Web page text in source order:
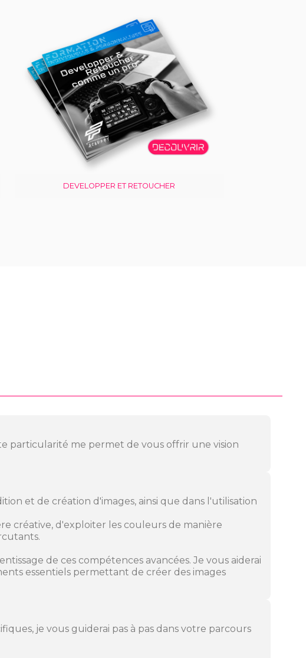
DEVELOPPER ET RETOUCHER
particularité me permet de vous offrir une vision
et de création d'images, ainsi que dans l'utilisation
créative, d'exploiter les couleurs de manière
de ces compétences avancées. Je vous aiderai
essentiels permettant de créer des images
je vous guiderai pas à pas dans votre parcours